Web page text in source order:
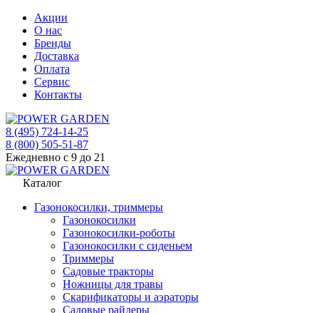
Акции
О нас
Бренды
Доставка
Оплата
Сервис
Контакты
8 (495) 724-14-25
8 (800) 505-51-87
Ежедневно с 9 до 21
Каталог
Газонокосилки, триммеры
Газонокосилки
Газонокосилки-роботы
Газонокосилки с сиденьем
Триммеры
Садовые тракторы
Ножницы для травы
Скарификаторы и аэраторы
Садовые райдеры